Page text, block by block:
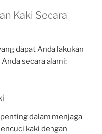
Kaki Secara
dapat Anda lakukan
secara alami:
dalam menjaga
kaki dengan